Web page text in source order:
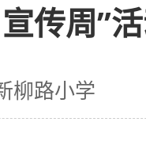
宣传周”
柳路小学